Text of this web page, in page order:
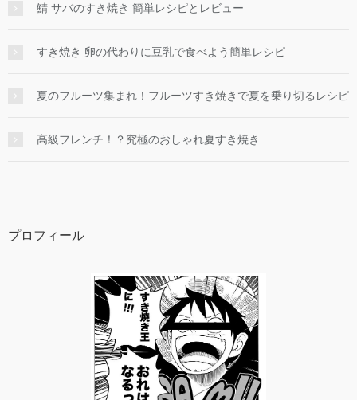
鯖 サバのすき焼き 簡単レシピとレビュー
すき焼き 卵の代わりに豆乳で食べよう簡単レシピ
夏のフルーツ集まれ！フルーツすき焼きで夏を乗り切るレシピ
高級フレンチ！？究極のおしゃれ夏すき焼き
プロフィール